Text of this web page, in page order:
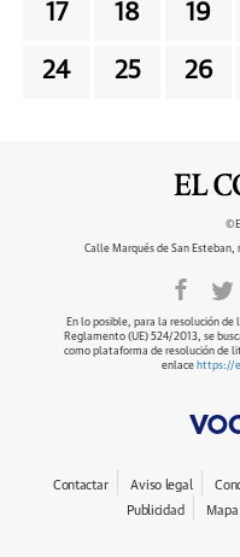
17 18 19
24 25 26
Calle Marqués de San Esteban,
En lo posible, para la resolución
Reglamento (UE) 524/2013, se
como plataforma de resolución de
enlace https://
Contactar Aviso legal
Publicidad